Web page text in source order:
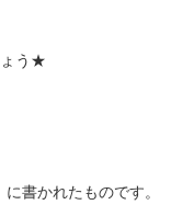
ょう★
書かれたものです。